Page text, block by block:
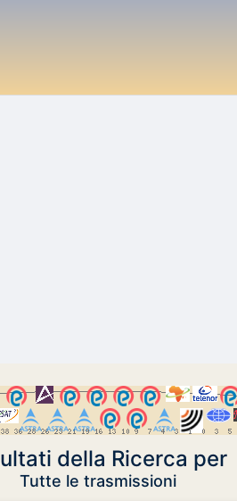
della Ricerca per
Tutte le trasmissioni